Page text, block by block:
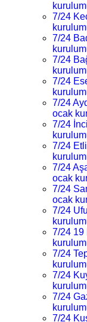
7/24
7/24
7/24
7/24
7/24
ocak
7/24
7/24
7/24
ocak
7/24
ocak
7/24
7/24 19
7/24
7/24
7/24
7/24